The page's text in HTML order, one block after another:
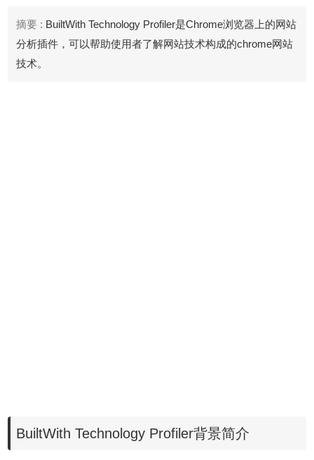
摘要 : BuiltWith Technology Profiler是Chrome浏览器上的网站
分析插件，可以帮助使用者了解网站技术构成的chrome网站
技术。
BuiltWith Technology Profiler背景简介